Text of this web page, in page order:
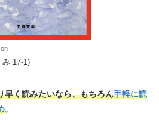
17-1)
早く読みたいなら、もちろん手軽に読
。